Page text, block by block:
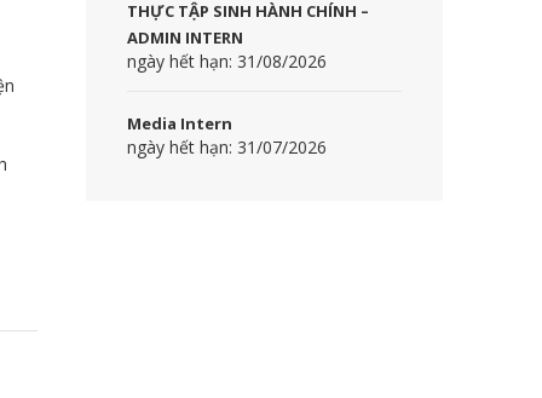
THỰC TẬP SINH HÀNH CHÍNH –
ADMIN INTERN
ngày hết hạn: 31/08/2026
Media Intern
ngày hết hạn: 31/07/2026